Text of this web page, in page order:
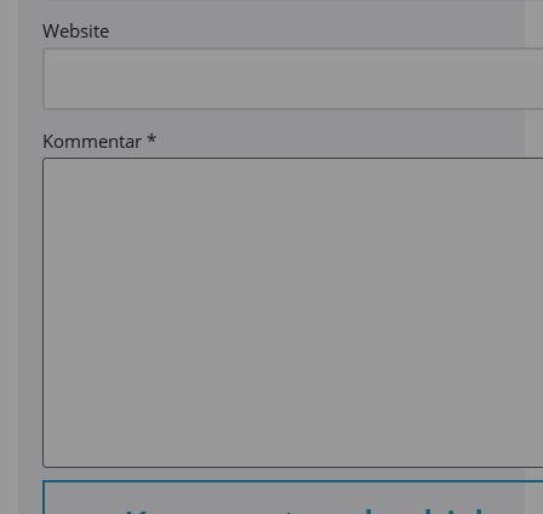
Website
Kommentar *